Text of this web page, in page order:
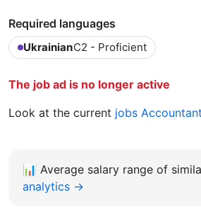
Required languages
UkrainianC2 - Proficient
The job ad is no longer active
Look at the current jobs
📊 Average salary range of
analytics →